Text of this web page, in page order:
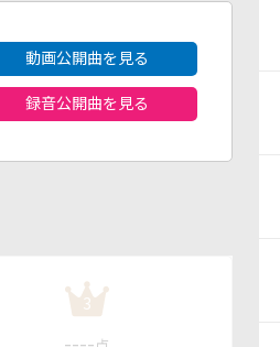
動画公開曲を見る
録音公開曲を見る
3